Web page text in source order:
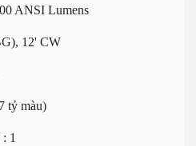
ANSI Lumens
12' CW
tỷ màu)
1